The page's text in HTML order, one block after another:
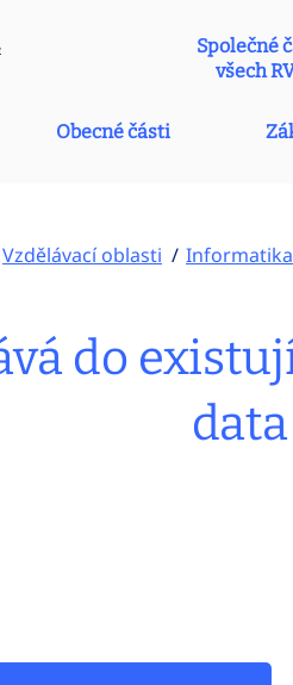
Společné
všech
Obecné části
Vzdělávací oblasti Informatika
do